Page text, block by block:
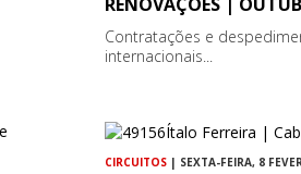
Contratações e
internacionais...
CIRCUITOS | SEXTA-FEIRA, 8